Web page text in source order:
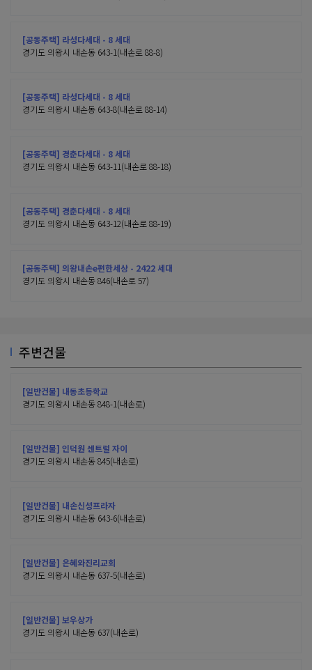
[공동주택] 라성다세대 - 8 세대
경기도 의왕시 내손동 643-1(내손로 88-8)
[공동주택] 라성다세대 - 8 세대
경기도 의왕시 내손동 643-8(내손로 88-14)
[공동주택] 경춘다세대 - 8 세대
경기도 의왕시 내손동 643-11(내손로 88-18)
[공동주택] 경춘다세대 - 8 세대
경기도 의왕시 내손동 643-12(내손로 88-19)
[공동주택] 의왕내손e편한세상 - 2422 세대
경기도 의왕시 내손동 846(내손로 57)
주변건물
[일반건물] 내동초등학교
경기도 의왕시 내손동 848-1(내손로)
[일반건물] 인덕원 센트럴 자이
경기도 의왕시 내손동 845(내손로)
[일반건물] 내손신성프라자
경기도 의왕시 내손동 643-6(내손로)
[일반건물] 은혜와진리교회
경기도 의왕시 내손동 637-5(내손로)
[일반건물] 보우상가
경기도 의왕시 내손동 637(내손로)